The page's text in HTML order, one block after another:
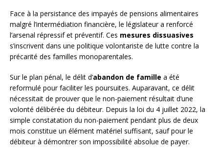
Face à la persistance des impayés de pensions alimentaires
malgré l’intermédiation financière, le législateur a renforcé
l’arsenal répressif et préventif. Ces mesures dissuasives
s’inscrivent dans une politique volontariste de lutte contre la
précarité des familles monoparentales.
Sur le plan pénal, le délit d’abandon de famille a été
reformulé pour faciliter les poursuites. Auparavant, ce délit
nécessitait de prouver que le non-paiement résultait d’une
volonté délibérée du débiteur. Depuis la loi du 4 juillet 2022, la
simple constatation du non-paiement pendant plus de deux
mois constitue un élément matériel suffisant, sauf pour le
débiteur à démontrer son impossibilité absolue de payer.